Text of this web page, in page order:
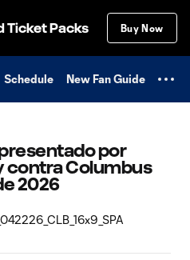
Ticket Packs Buy Now
Schedule New Fan Guide
por
contra Columbus
2026